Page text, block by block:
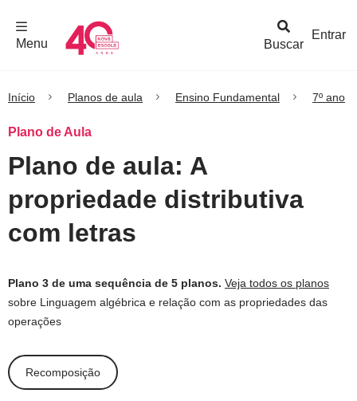
Buscar
Menu
Entrar
Início Planos de aula Ensino Fundamental 7º ano
Plano de Aula
Plano de aula: A
propriedade distributiva
com letras
Plano 3 de uma sequência de 5 planos. Veja todos os planos
sobre Linguagem algébrica e relação com as propriedades das
operações
Recomposição